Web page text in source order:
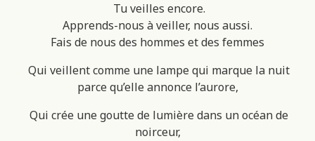
Tu veilles encore.
Apprends-nous à veiller, nous aussi.
Fais de nous des hommes et des femmes
Qui veillent comme une lampe qui marque la nuit
parce qu’elle annonce l’aurore,
Qui crée une goutte de lumière dans un océan de
noirceur,